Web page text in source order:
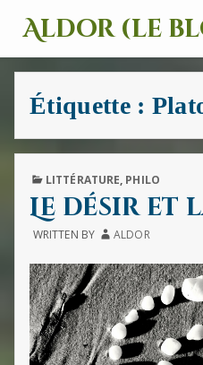
Aldor (le
Un
site
avec
des
des
images
et
sons
Étiquette :
PUBLISHED
LITTÉRATURE, PHILO
Le désir et
WRITTEN BY ALDOR